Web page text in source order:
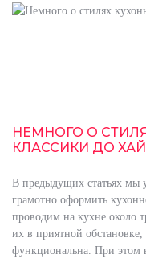
НЕМНОГО О
КЛАССИКИ ДО
В предыдущих статьях мы
грамотно оформить
проводим на кухне около
их в приятной обстановке,
функциональна. При этом